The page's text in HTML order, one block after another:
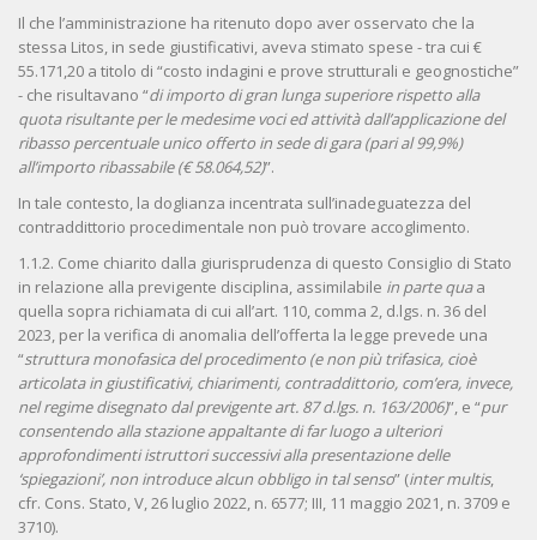
Il che l’amministrazione ha ritenuto dopo aver osservato che la
stessa Litos, in sede giustificativi, aveva stimato spese - tra cui €
55.171,20 a titolo di “costo indagini e prove strutturali e geognostiche”
- che risultavano “di importo di gran lunga superiore rispetto alla
quota risultante per le medesime voci ed attività dall’applicazione del
ribasso percentuale unico offerto in sede di gara (pari al 99,9%)
all’importo ribassabile (€ 58.064,52)”.
In tale contesto, la doglianza incentrata sull’inadeguatezza del
contraddittorio procedimentale non può trovare accoglimento.
1.1.2. Come chiarito dalla giurisprudenza di questo Consiglio di Stato
in relazione alla previgente disciplina, assimilabile in parte quaa
quella sopra richiamata di cui all’art. 110, comma 2, d.lgs. n. 36 del
2023, per la verifica di anomalia dell’offerta la legge prevede una
“struttura monofasica del procedimento (e non più trifasica, cioè
articolata in giustificativi, chiarimenti, contraddittorio, com’era, invece,
nel regime disegnato dal previgente art. 87 d.lgs. n. 163/2006)”, e “pur
consentendo alla stazione appaltante di far luogo a ulteriori
approfondimenti istruttori successivi alla presentazione delle
‘spiegazioni’, non introduce alcun obbligo in tal senso” (inter multis,
cfr. Cons. Stato, V, 26 luglio 2022, n. 6577; III, 11 maggio 2021, n. 3709 e
3710).